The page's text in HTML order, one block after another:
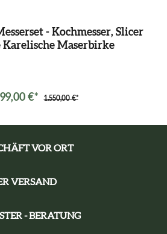
- Kochmesser, Slicer
Karelische Maserbirke
€* 1.550,00 €*
VOR ORT
VERSAND
- BERATUNG